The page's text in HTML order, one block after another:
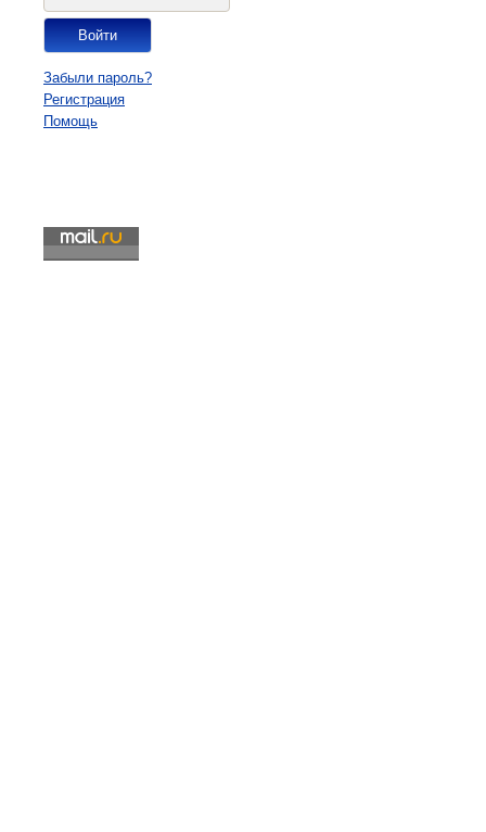
Забыли пароль?
Регистрация
Помощь